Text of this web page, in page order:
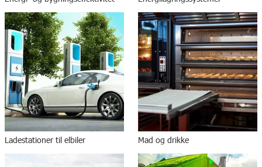
Ladestationer til elbiler Mad og drikke